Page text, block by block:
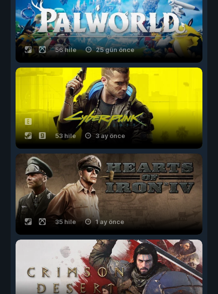
56 hile 25 gün önce
53 hile 3 ay önce
35 hile 1 ay önce